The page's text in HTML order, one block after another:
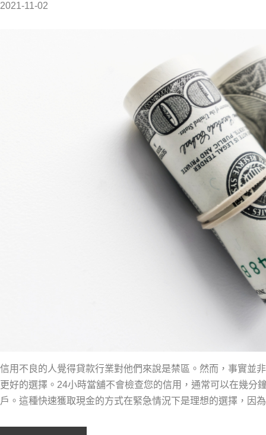
2021-11-02
信用不良的人覺得貸款行業對他們來說是禁區。然而，事實並
更好的選擇。24小時當舖不會檢查您的信用，通常可以在幾分
戶。這種快速獲取現金的方式在緊急情況下是理想的選擇，因